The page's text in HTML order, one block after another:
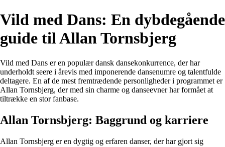
Vild med Dans: En dybdegående
guide til Allan Tornsbjerg
Vild med Dans er en populær dansk dansekonkurrence, der har
underholdt seere i årevis med imponerende dansenumre og talentfulde
deltagere. En af de mest fremtrædende personligheder i programmet er
Allan Tornsbjerg, der med sin charme og danseevner har formået at
tiltrække en stor fanbase.
Allan Tornsbjerg: Baggrund og karriere
Allan Tornsbjerg er en dygtig og erfaren danser, der har gjort sig